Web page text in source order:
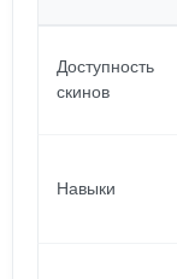
Доступность
скинов
Навыки